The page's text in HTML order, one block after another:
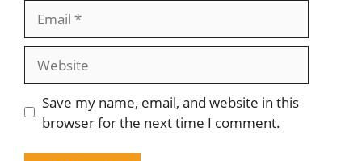
Website
Save my name, email, and website in this
browser for the next time I comment.